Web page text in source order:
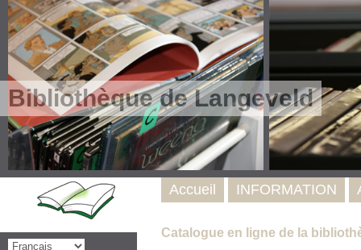
Bibliothèque de Langeveld
Catalogue en ligne de la
Accueil INFORMATION